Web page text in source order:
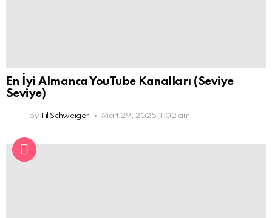
En İyi Almanca YouTube Kanalları (Seviye
Seviye)
by Til Schweiger Mart 29, 2025, 1:02 am